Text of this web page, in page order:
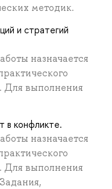
методик.
и стратегий
назначается
Для выполнения
в конфликте.
назначается
Для выполнения